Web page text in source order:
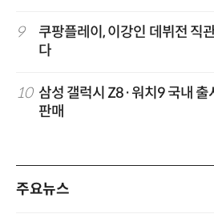
9
쿠팡플레이, 이강인 데뷔전 직
다
10 삼성 갤럭시 Z8·워치9 국내
판매
주요뉴스